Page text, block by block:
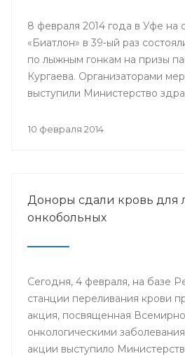
8 февраля 2014 года в Уфе на
«Биатлон» в 39-ый раз
по лыжным гонкам на призы
Кургаева. Организаторами
выступили Министерство
работников здравоохранения
10 февраля 2014
Доноры сдали кровь для
онкобольных
Сегодня, 4 февраля, на базе
станции переливания крови
акция, посвященная
онкологическими
акции выступило